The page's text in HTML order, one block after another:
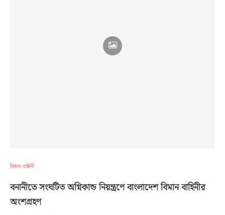
বিমান বাহিনী
বনানীতে সংঘটিত অগ্নিকান্ড নিয়ন্ত্রণে বাংলাদেশ বিমান বাহিনীর
অংশগ্রহণ